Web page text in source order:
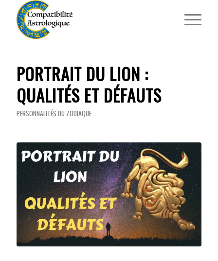
PORTRAIT DU LION :
QUALITÉS ET DÉFAUTS
PERSONNALITÉS DU ZODIAQUE